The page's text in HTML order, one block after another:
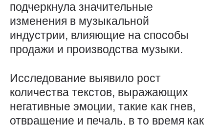
подчеркнула значительные
изменения в музыкальной
индустрии, влияющие на способы
продажи и производства музыки.
Исследование выявило рост
количества текстов, выражающих
негативные эмоции, такие как гнев,
отвращение и печаль, в то время как